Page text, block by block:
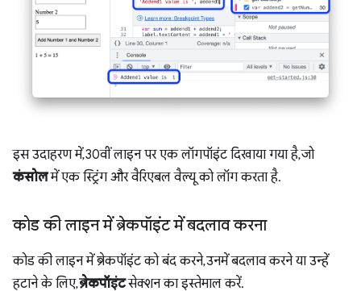
इस उदाहरण में, 30वीं लाइन पर एक लॉगपॉइंट दिखाया गया है, जो
कंसोलमें एक स्ट्रिंग और वैरिएबल वैल्यू को लॉग करता है.
कोड की लाइन में ब्रेकपॉइंट में बदलाव करना
कोड की लाइन में ब्रेकपॉइंट को बंद करने, उनमें बदलाव करने या उन्हें
हटाने के लिए,ब्रेकपॉइंटसेक्शन का इस्तेमाल करें.